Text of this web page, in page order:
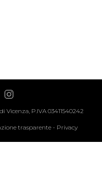
P.IVA 03411540242
trasparente - Privacy